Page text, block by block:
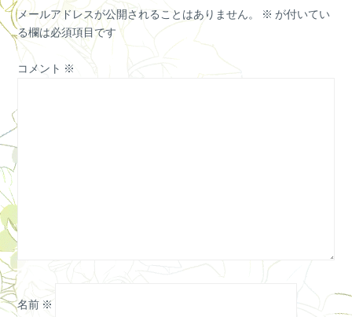
メールアドレスが公開されることはありません。 ※ が付いてい
る欄は必須項目です
コメント ※
名前 ※